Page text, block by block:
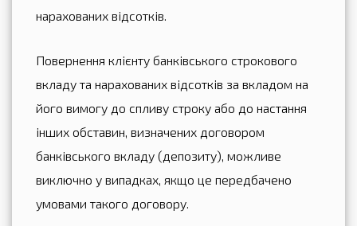
нарахованих відсотків.
Повернення клієнту банківського строкового
вкладу та нарахованих відсотків за вкладом на
його вимогу до спливу строку або до настання
інших обставин, визначених договором
банківського вкладу (депозиту), можливе
виключно у випадках, якщо це передбачено
умовами такого договору.